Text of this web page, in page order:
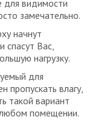
видимости
замечательно.
начнут
спасут Вас,
нагрузку.
для
пропускать влагу,
такой вариант
помещении.